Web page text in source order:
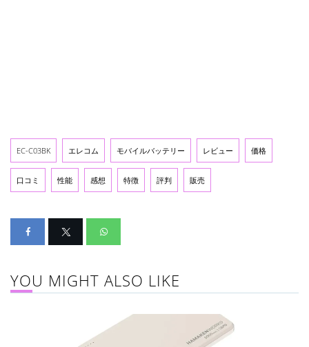
EC-C03BK エレコム モバイルバッテリー レビュー 価格
口コミ 性能 感想 特徴 評判 販売
YOU MIGHT ALSO LIKE